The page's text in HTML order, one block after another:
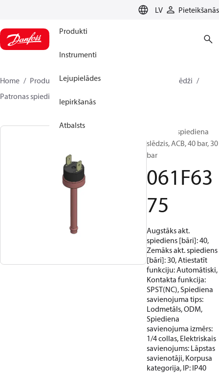
LV Pieteikšanās
Produkti
Instrumenti
Lejupielādes
Iepirkšanās
Atbalsts
Home Produkti Climate Solutions dzesēšanai
Slēdži
Patronas spiediena slēdži
Patronas spiediena
slēdzis, ACB, 40 bar, 30
bar
061F63
75
Augstāks akt.
spiediens [bāri]: 40,
Zemāks akt. spiediens
[bāri]: 30, Atiestatīt
funkciju: Automātiski,
Kontakta funkcija:
SPST(NC), Spiediena
savienojuma tips:
Lodmetāls, ODM,
Spiediena
savienojuma izmērs:
1/4 collas, Elektriskais
savienojums: Lāpstas
savienotāji, Korpusa
kategorija, IP: IP40